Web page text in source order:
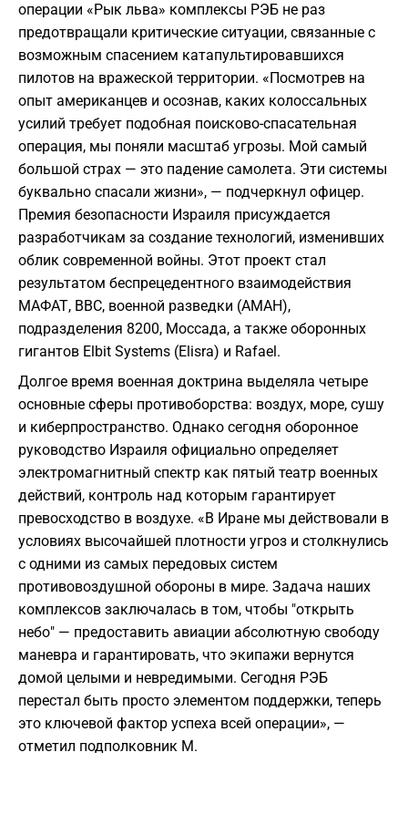
операции «Рык льва» комплексы РЭБ не раз
предотвращали критические ситуации, связанные с
возможным спасением катапультировавшихся
пилотов на вражеской территории. «Посмотрев на
опыт американцев и осознав, каких колоссальных
усилий требует подобная поисково-спасательная
операция, мы поняли масштаб угрозы. Мой самый
большой страх — это падение самолета. Эти системы
буквально спасали жизни», — подчеркнул офицер.
Премия безопасности Израиля присуждается
разработчикам за создание технологий, изменивших
облик современной войны. Этот проект стал
результатом беспрецедентного взаимодействия
МАФАТ, ВВС, военной разведки (АМАН),
подразделения 8200, Моссада, а также оборонных
гигантов Elbit Systems (Elisra) и Rafael.
Долгое время военная доктрина выделяла четыре
основные сферы противоборства: воздух, море, сушу
и киберпространство. Однако сегодня оборонное
руководство Израиля официально определяет
электромагнитный спектр как пятый театр военных
действий, контроль над которым гарантирует
превосходство в воздухе. «В Иране мы действовали в
условиях высочайшей плотности угроз и столкнулись
с одними из самых передовых систем
противовоздушной обороны в мире. Задача наших
комплексов заключалась в том, чтобы "открыть
небо" — предоставить авиации абсолютную свободу
маневра и гарантировать, что экипажи вернутся
домой целыми и невредимыми. Сегодня РЭБ
перестал быть просто элементом поддержки, теперь
это ключевой фактор успеха всей операции», —
отметил подполковник М.